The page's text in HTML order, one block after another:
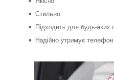
Стильно
Підходить для будь-яких
Надійно утримує телефон